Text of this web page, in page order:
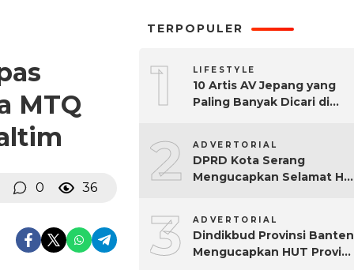
MTQ
0 36
TERPOPULER
1 LIFESTYLE
10 Artis AV Jepang yang
Paling Banyak Dicari di
2 ADVERTORIAL
DPRD Kota Serang
Mengucapkan Selamat Hari
3 ADVERTORIAL
Dindikbud Provinsi Banten
Mengucapkan HUT Provinsi